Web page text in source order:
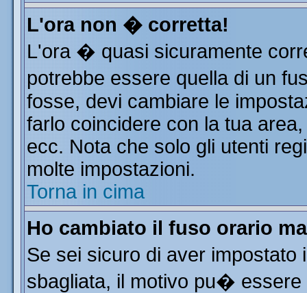
L'ora non � corretta!
L'ora � quasi sicuramente
potrebbe essere quella di un
fosse, devi cambiare le
farlo coincidere con la tua
ecc. Nota che solo gli utenti
molte impostazioni.
Torna in cima
Ho cambiato il fuso orario
Se sei sicuro di aver
sbagliata, il motivo pu�